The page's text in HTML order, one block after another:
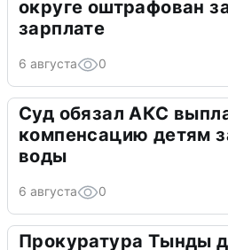
округе оштрафован
зарплате
6 августа 0
Суд обязал АКС
компенсацию детям
воды
6 августа 0
Прокуратура Тынды